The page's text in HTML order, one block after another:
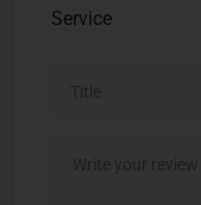
Service